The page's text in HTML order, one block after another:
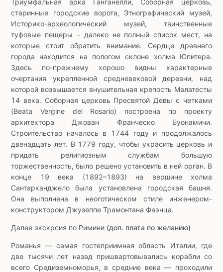
старинные городские ворота, Этнографический музей,
Историко-археологический музей, таинственные
туфовые пещеры – далеко не полный список мест, на
которые стоит обратить внимание. Сердце древнего
города находится на пологом склоне холма Юпитера.
Здесь по-прежнему хорошо видны характерные
очертания укрепленной средневековой деревни, над
которой возвышается внушительная крепость Малатесты
14 века. Соборная церковь Пресвятой Девы с четками
(Beata Vergine del Rosario) построена по проекту
архитектора Джован Франческо Буонамичи.
Строительство началось в 1744 году и продолжалось
двенадцать лет. В 1779 году, чтобы украсить церковь и
придать религиозным службам большую
торжественность, было решено установить в ней орган. В
конце 19 века (1892–1893) на вершине холма
Сантарканджело была установлена городская башня.
Она выполнена в неоготическом стиле инженером-
конструктором Джузеппе Трамонтана Фаэнца.
Далее экскрсия по Римини (доп. плата по желанию)
Романья — самая гостеприимная область Италии, где
две тысячи лет назад пришвартовывались корабли со
всего Средиземноморья, в средние века — проходили